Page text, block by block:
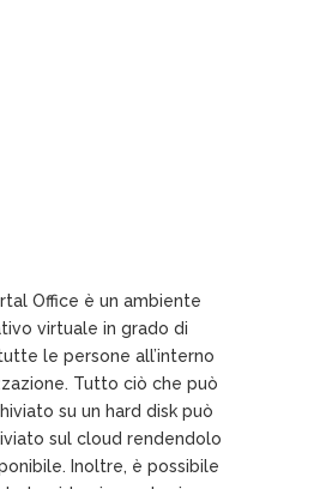
Office è un ambiente
virtuale in grado di
le persone all’interno
Tutto ciò che può
su un hard disk può
sul cloud rendendolo
Inoltre, è possibile